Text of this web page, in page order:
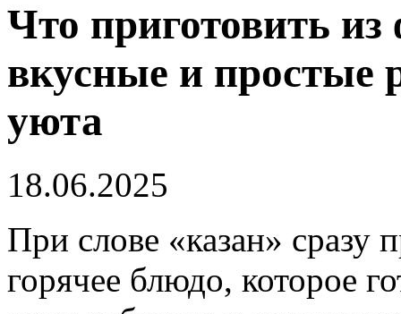
Что приготовить
вкусные и простые
уюта
18.06.2025
При слове «казан» сразу
горячее блюдо, которое